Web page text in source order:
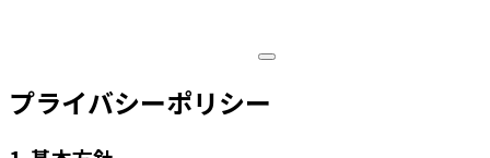
プライバシーポリシー